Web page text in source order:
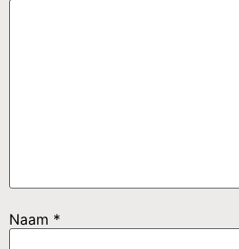
Naam *